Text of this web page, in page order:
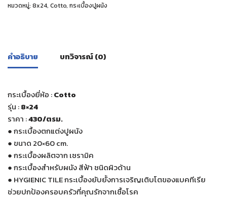
หมวดหมู่: 8x24, Cotto, กระเบื้องปูผนัง
คำอธิบาย บทวิจารณ์ (0)
กระเบื้องยี่ห้อ :Cotto
รุ่น :8×24
ราคา :430/ตรม.
●กระเบื้องตกแต่งปูผนัง
● ขนาด 20×60 cm.
●กระเบื้องผลิตจาก เซรามิค
●กระเบื้องสำหรับผนัง สีฟ้า ชนิดผิวด้าน
● HYGIENIC TILE กระเบื้องยับยั้งการเจริญเติบโตของแบคทีเรีย
ช่วยปกป้องครอบครัวที่คุณรักจากเชื้อโรค